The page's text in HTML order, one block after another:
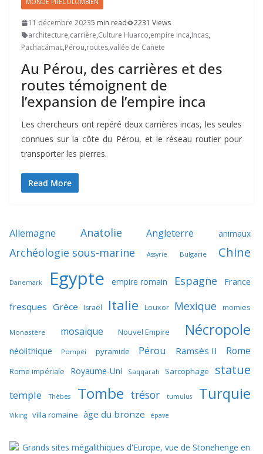
MONDE PRÉCOLOMBIEN
11 décembre 20235 min read
2231 Views
architecture,carrière,Culture Huarco,empire inca,Incas,
Pachacámac,Pérou,routes,vallée de Cañete
Au Pérou, des carrières et des
routes témoignent de
l’expansion de l’empire inca
Les chercheurs ont repéré deux carrières incas, les seules
connues sur la côte du Pérou, et le réseau routier pour
transporter les pierres.
Read More
Allemagne Anatolie Angleterre animaux
Archéologie sous-marine Assyrie Bulgarie Chine
Danemark Egypte empire romain Espagne France
fresques Grèce Israël Italie Louxor Mexique momies
Monastère mosaïque Nouvel Empire Nécropole
néolithique Pompéi pyramide Pérou Ramsès II Rome
Rome impériale Royaume-Uni Saqqarah Sarcophage statue
temple Thèbes Tombe trésor tumulus Turquie
Viking villa romaine âge du bronze épave